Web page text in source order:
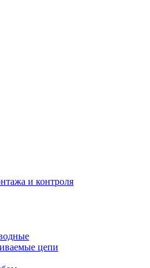
и контроля
цепи